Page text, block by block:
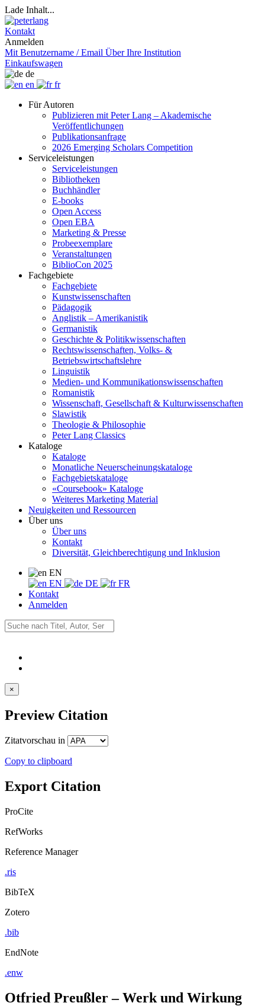
Lade Inhalt...
Kontakt
Anmelden
Mit Benutzername / Email Über Ihre Institution
Einkaufswagen
de
en
fr
Für Autoren
Publizieren mit Peter Lang – Akademische
Veröffentlichungen
Publikationsanfrage
2026 Emerging Scholars Competition
Serviceleistungen
Serviceleistungen
Bibliotheken
Buchhändler
E-books
Open Access
Open EBA
Marketing & Presse
Probeexemplare
Veranstaltungen
BiblioCon 2025
Fachgebiete
Fachgebiete
Kunstwissenschaften
Pädagogik
Anglistik – Amerikanistik
Germanistik
Geschichte & Politikwissenschaften
Rechtswissenschaften, Volks- &
Betriebswirtschaftslehre
Linguistik
Medien- und Kommunikationswissenschaften
Romanistik
Wissenschaft, Gesellschaft & Kulturwissenschaften
Slawistik
Theologie & Philosophie
Peter Lang Classics
Kataloge
Kataloge
Monatliche Neuerscheinungskataloge
Fachgebietskataloge
«Coursebook» Kataloge
Weiteres Marketing Material
Neuigkeiten und Ressourcen
Über uns
Über uns
Kontakt
Diversität, Gleichberechtigung und Inklusion
EN
EN
DE
FR
Kontakt
Anmelden
×
Preview Citation
Zitatvorschau in
Copy to clipboard
Export Citation
ProCite
RefWorks
Reference Manager
.ris
BibTeX
Zotero
.bib
EndNote
.enw
Otfried Preußler – Werk und Wirkung